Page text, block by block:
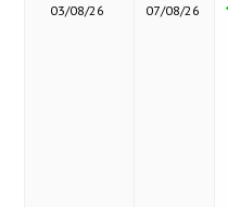
03/08/26 07/08/26